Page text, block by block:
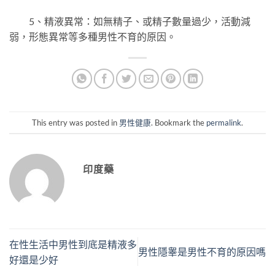
5、精液異常：如無精子、或精子數量過少，活動減
弱，形態異常等多種男性不育的原因。
This entry was posted in 男性健康. Bookmark the permalink.
印度藥
在性生活中男性到底是精液多
好還是少好
男性隱睾是男性不育的原因嗎